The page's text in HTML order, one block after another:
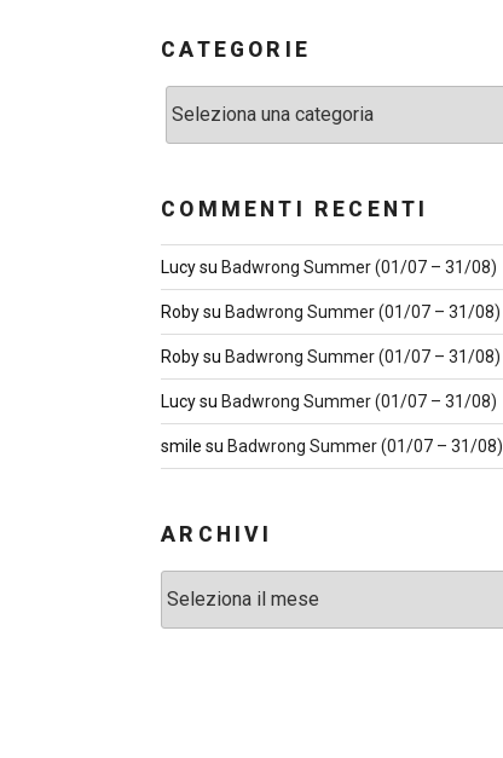
CATEGORIE
COMMENTI RECENTI
Lucysu Badwrong Summer (01/07 – 31/08)
Robysu Badwrong Summer (01/07 – 31/08)
Robysu Badwrong Summer (01/07 – 31/08)
Lucysu Badwrong Summer (01/07 – 31/08)
smile su Badwrong Summer (01/07 – 31/08)
ARCHIVI